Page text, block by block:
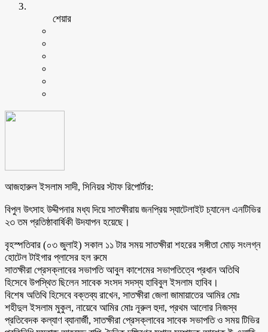
শেয়ার
আজহারুল ইসলাম সাদী, সিনিয়র স্টাফ রিপোর্টার:
বিপুল উৎসাহ উদ্দীপনার মধ্য দিয়ে সাতক্ষীরায় জনপ্রিয় স্যাটেলাইট চ্যানেল এনটিভির
২৩ তম প্রতিষ্ঠাবার্ষিকী উদযাপন হয়েছে।
বৃহস্পতিবার (০৩ জুলাই) সকাল ১১ টার সময় সাতক্ষীরা শহরের সঙ্গীতা মোড় সংলগ্ন
হোটেল টাইগার প্লাসের হল রুমে
সাতক্ষীরা প্রেসক্লাবের সভাপতি আবুল কাশেমের সভাপতিত্বে প্রধান অতিথি
হিসেবে উপস্থিত ছিলেন সাবেক সংসদ সদস্য হাবিবুল ইসলাম হাবিব।
বিশেষ অতিথি হিসেবে বক্তব্য রাখেন, সাতক্ষীরা জেলা জামায়াতের আমির মোঃ
শহীদুল ইসলাম মুকুল, নায়েবে আমির মোঃ নূরুল হুদা, প্রথম আলোর নিজস্ব
প্রতিবেদক কল্যাণ ব্যানার্জী, সাতক্ষীরা প্রেসক্লাবের সাবেক সভাপতি ও সময় টিভির